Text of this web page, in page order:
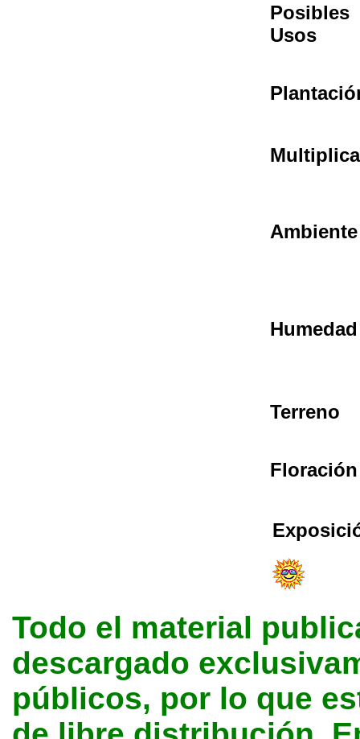
Posibles
Usos
Ambiente
Humedad
Terreno
Floración
Todo el material
descargado
públicos, por lo que